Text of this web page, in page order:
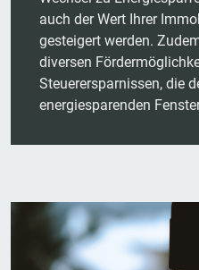
auch der Wert Ihrer
gesteigert werden.
diversen
Steuerersparnissen, die
energiesparenden